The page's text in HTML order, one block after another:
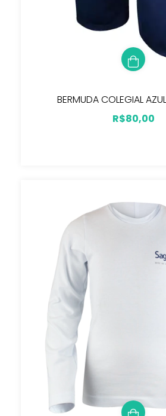
BERMUDA COLEGIAL
R$80,00